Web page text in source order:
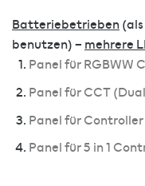
Batteriebetrieben
benutzen) – mehrere
Panel für RGBWW
Panel für CCT
Panel für
Panel für 5 in 1